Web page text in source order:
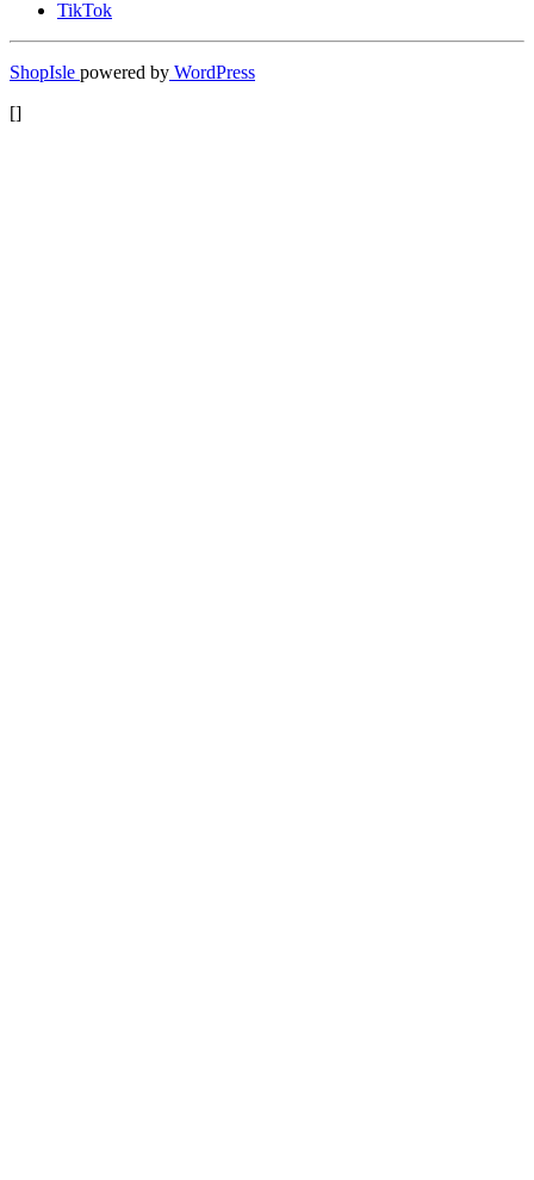
TikTok
ShopIsle powered by WordPress
[]